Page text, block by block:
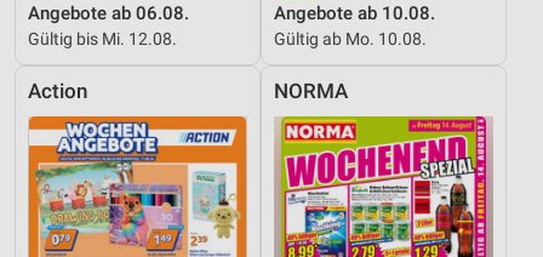
Angebote ab 06.08.
Gültig bis Mi. 12.08.
Angebote ab 10.08.
Gültig ab Mo. 10.08.
Action NORMA